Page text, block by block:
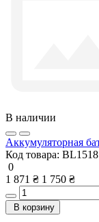
В наличии
Аккумуляторная
Код товара: BL1518
0
1 871 ₴ 1 750 ₴
В корзину